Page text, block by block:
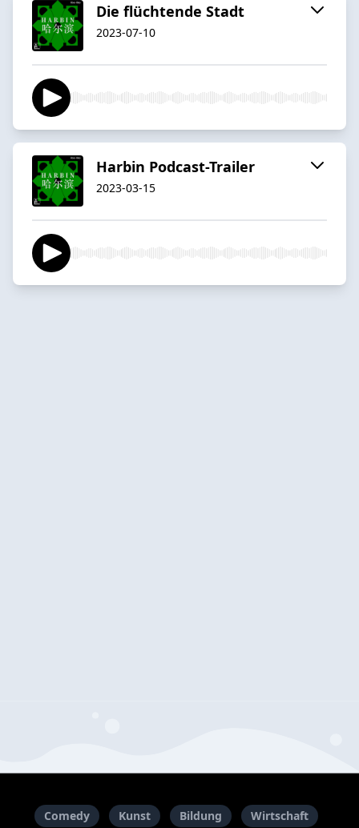
Die flüchtende Stadt
2023-07-10
Harbin Podcast-Trailer
2023-03-15
Comedy Kunst Bildung Wirtschaft